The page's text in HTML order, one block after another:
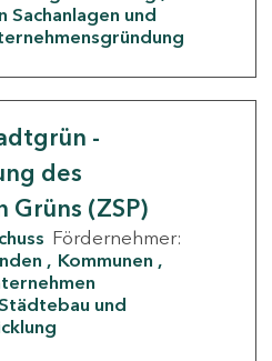
Sachanlagen und
-
des
Grüns (ZSP)
Fördernehmer:
Kommunen
und